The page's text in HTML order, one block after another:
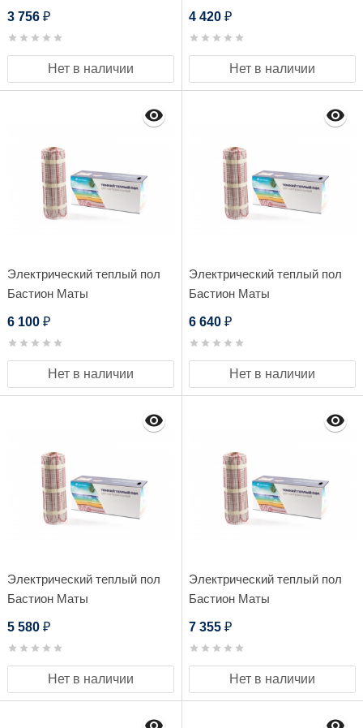
3 756 ₽
Нет в наличии
4 420 ₽
Нет в наличии
Электрический теплый пол
Бастион Маты
6 100 ₽
Нет в наличии
Электрический теплый пол
Бастион Маты
6 640 ₽
Нет в наличии
Электрический теплый пол
Бастион Маты
5 580 ₽
Нет в наличии
Электрический теплый пол
Бастион Маты
7 355 ₽
Нет в наличии